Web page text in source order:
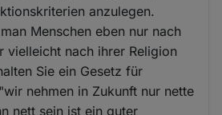
anzulegen.
Menschen eben nur nach
vielleicht nach ihrer Religion
Sie ein Gesetz für
nehmen in Zukunft nur nette
nett sein ist ein guter